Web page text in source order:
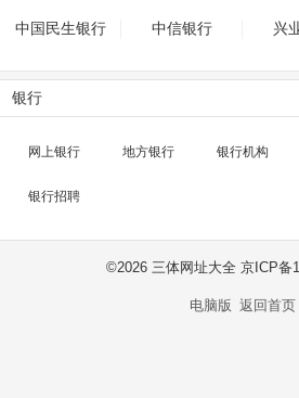
中国民生银行 中信银行 兴
银行
网上银行 地方银行 银行机构
银行招聘
©2026 三体网址大全 京ICP备
电脑版 返回首页